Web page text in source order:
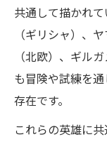
共通して描かれ
（ギリシャ）、
（北欧）、ギル
も冒険や試練を
存在です。
これらの英雄に